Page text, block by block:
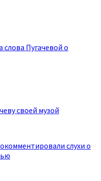
Пугачевой о
своей музой